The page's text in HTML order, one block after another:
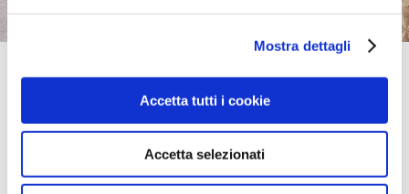
Mostra dettagli
Accetta tutti i cookie
Accetta selezionati
28 TEKSTILNAYA STRE. TC 'PODOLYANY',
46001, TERNOPIL, Ukraine
bring mich hierher